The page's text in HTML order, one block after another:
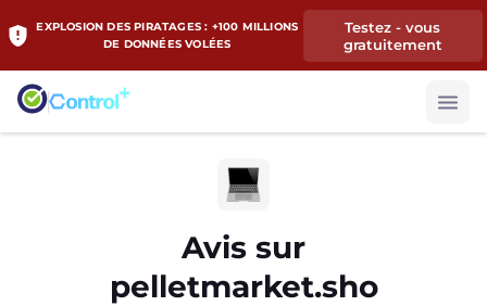
EXPLOSION DES PIRATAGES : +100 MILLIONS
DE DONNÉES VOLÉES
Testez - vous
gratuitement
Avis sur
pelletmarket.sho